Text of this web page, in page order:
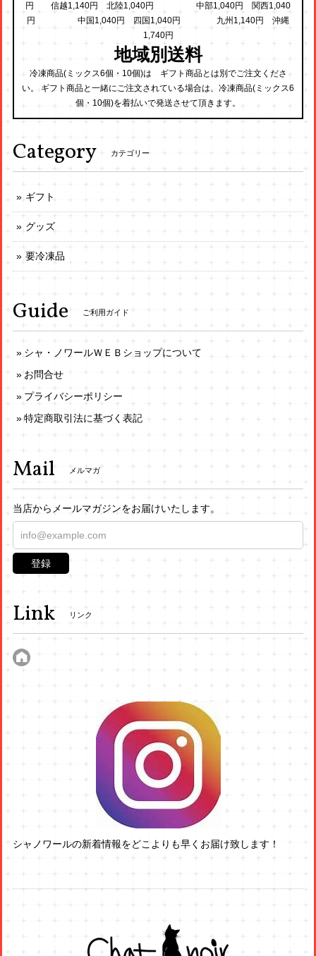
円 信越1,140円 北陸1,040円 中部1,040円 関西1,040
円 中国1,040円 四国1,040円 九州1,140円 沖縄
1,740円
地域別送料
冷凍商品(ミックス6個・10個)は ギフト商品とは別でご注文くださ
い。 ギフト商品と一緒にご注文されている場合は、冷凍商品(ミックス6
個・10個)を着払いで発送させて頂きます。
Category カテゴリー
ギフト
グッズ
要冷凍品
Guide ご利用ガイド
シャ・ノワールＷＥＢショップについて
お問合せ
プライバシーポリシー
特定商取引法に基づく表記
Mail メルマガ
当店からメールマガジンをお届けいたします。
登録
Link リンク
シャノワールの新着情報をどこよりも早くお届け致します！